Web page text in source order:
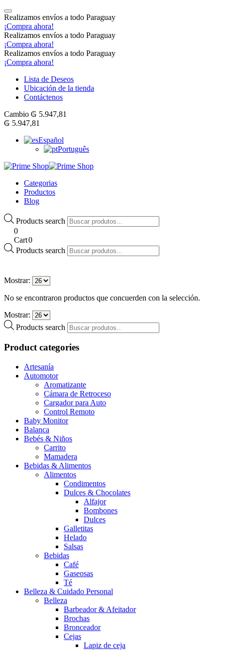
Realizamos envíos a todo Paraguay
¡Compra ahora!
Realizamos envíos a todo Paraguay
¡Compra ahora!
Realizamos envíos a todo Paraguay
¡Compra ahora!
Lista de Deseos
Ubicación de la tienda
Contáctenos
Cambio ₲ 5.947,81
₲ 5.947,81
Español
Português
Categorias
Productos
Blog
Products search
0
Cart0
Products search
Mostrar:
No se encontraron productos que concuerden con la selección.
Mostrar:
Products search
Product categories
Artesanía
Automotor
Aromatizante
Cámara de Retroceso
Cargador para Auto
Control Remoto
Baby Monitor
Balanca
Bebés & Niños
Carrito
Mamadera
Bebidas & Alimentos
Alimentos
Condimentos
Dulces & Chocolates
Alfajor
Bombones
Dulces
Galletitas
Helado
Salsas
Bebidas
Café
Gaseosas
Té
Belleza & Cuidado Personal
Belleza
Barbeador & Afeitador
Brochas
Bronceador
Cejas
Lapiz de ceja